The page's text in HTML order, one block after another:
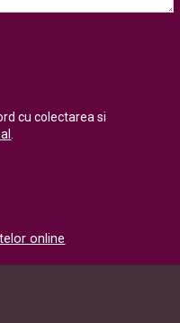
cu colectarea si
online